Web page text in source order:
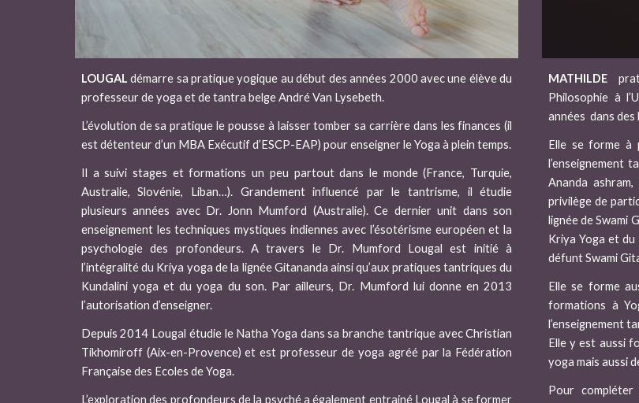
LOUGAL démarre sa pratique yogique au début des années 2000 avec une élève du
professeur de yoga et de tantra belge André Van Lysebeth.
L’évolution de sa pratique le pousse à laisser tomber sa carrière dans les finances (il
est détenteur d’un MBA Exécutif d’ESCP-EAP) pour enseigner le Yoga à plein temps.
Il a suivi stages et formations un peu partout dans le monde (France, Turquie,
Australie, Slovénie, Liban…). Grandement influencé par le tantrisme, il étudie
plusieurs années avec Dr. Jonn Mumford (Australie). Ce dernier unit dans son
enseignement les techniques mystiques indiennes avec l’ésotérisme européen et la
psychologie des profondeurs. A travers le Dr. Mumford Lougal est initié à
l’intégralité du Kriya yoga de la lignée Gitananda ainsi qu’aux pratiques tantriques du
Kundalini yoga et du yoga du son. Par ailleurs, Dr. Mumford lui donne en 2013
l’autorisation d’enseigner.
Depuis 2014 Lougal étudie le Natha Yoga dans sa branche tantrique avec Christian
Tikhomiroff (Aix-en-Provence) et est professeur de yoga agréé par la Fédération
Française des Ecoles de Yoga.
L’exploration des profondeurs de la psyché a également entrainé Lougal à se former
MATHILDE
Philosophie à
années dans
Elle se forme à
l’enseignement
Ananda
privilège de
lignée de Swami
Kriya Yoga et
défunt Swami
Elle se forme
formations à
l’enseignement
Elle y est aussi
yoga mais aussi
Pour